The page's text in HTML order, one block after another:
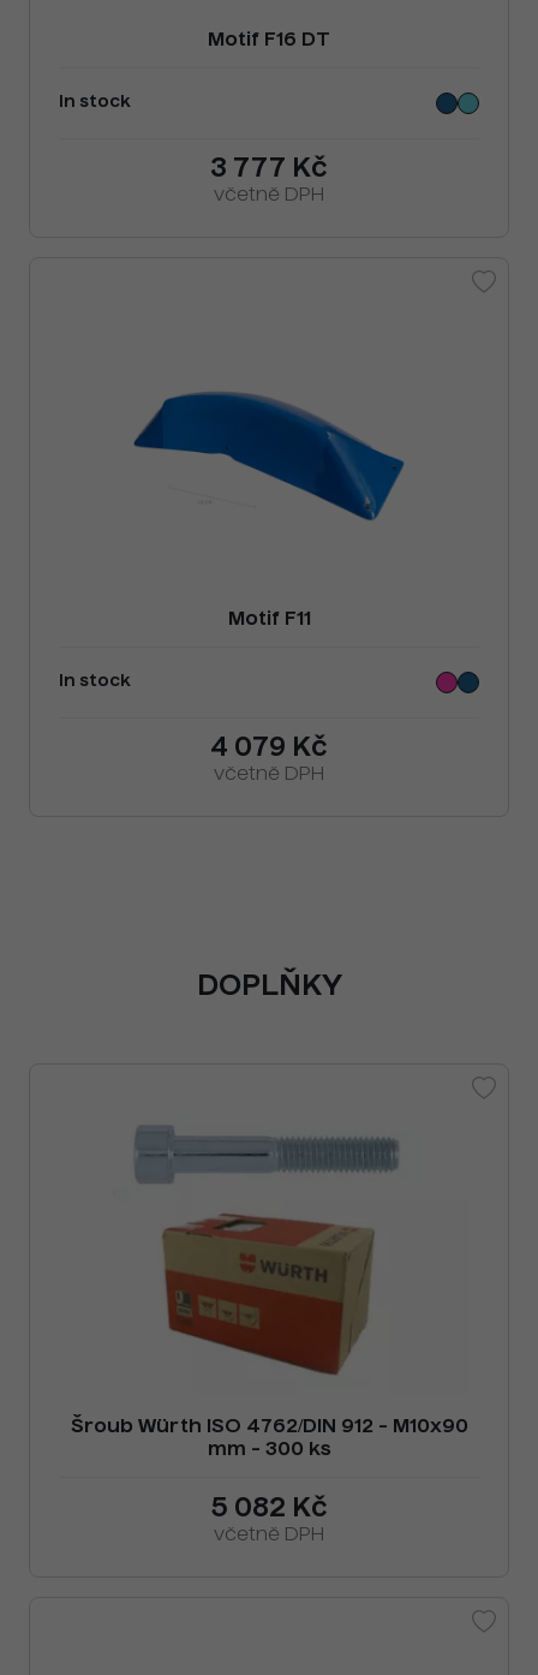
Motif F16 DT
In stock
3 777 Kč
včetně DPH
Motif F11
In stock
4 079 Kč
včetně DPH
DOPLŇKY
Šroub Würth ISO 4762/DIN 912 - M10x90
mm - 300 ks
5 082 Kč
včetně DPH